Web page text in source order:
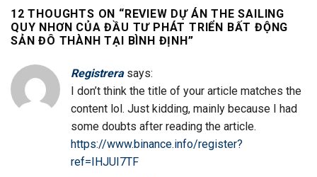
12 THOUGHTS ON “REVIEW DỰ ÁN THE SAILING
QUY NHƠN CỦA ĐẦU TƯ PHÁT TRIỂN BẤT ĐỘNG
SẢN ĐÔ THÀNH TẠI BÌNH ĐỊNH”
Registrera says:
I don’t think the title of your article matches the
content lol. Just kidding, mainly because I had
some doubts after reading the article.
https://www.binance.info/register?
ref=IHJUI7TF